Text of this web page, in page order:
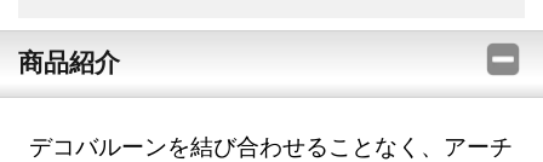
商品紹介
デコバルーンを結び合わせることなく、アーチ